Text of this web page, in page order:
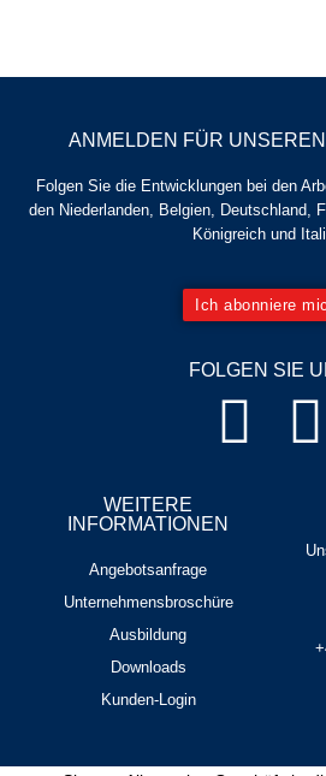
WEITERE
INFORMATIONEN
Angebotsanfrage
Unternehmensbroschüre
Ausbildung
Downloads
Kunden-Login
FOLGEN SIE
ANMELDEN FÜR
Folgen Sie die Entwicklungen bei den
den Niederlanden, Belgien, Deutschland,
Königreich und
Ich abonniere